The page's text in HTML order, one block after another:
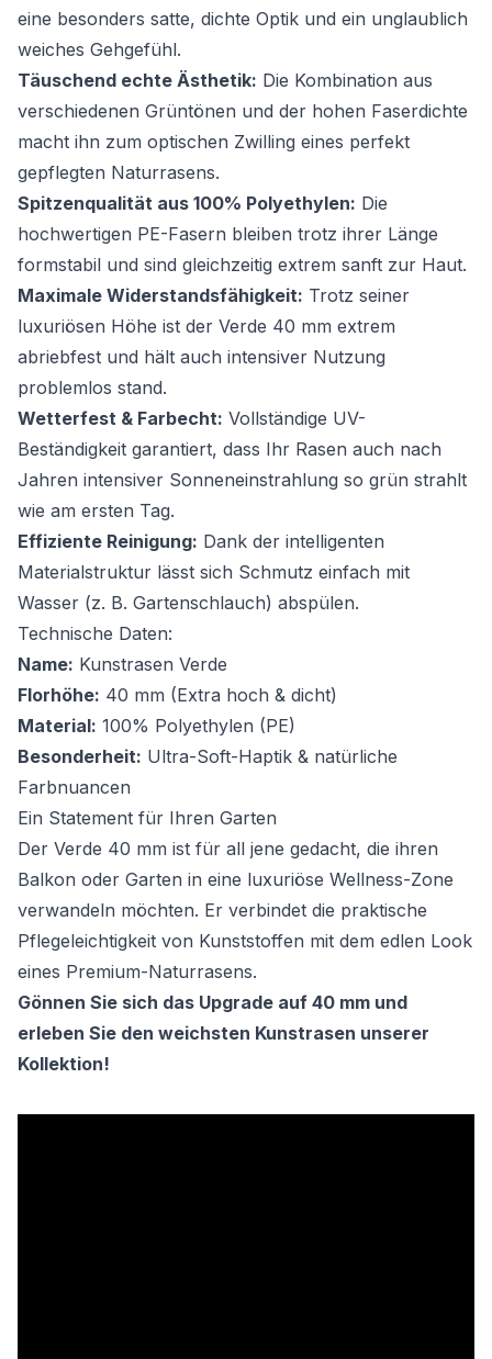
eine besonders satte, dichte Optik und ein unglaublich
weiches Gehgefühl.
Täuschend echte Ästhetik: Die Kombination aus
verschiedenen Grüntönen und der hohen Faserdichte
macht ihn zum optischen Zwilling eines perfekt
gepflegten Naturrasens.
Spitzenqualität aus 100% Polyethylen: Die
hochwertigen PE-Fasern bleiben trotz ihrer Länge
formstabil und sind gleichzeitig extrem sanft zur Haut.
Maximale Widerstandsfähigkeit: Trotz seiner
luxuriösen Höhe ist der Verde 40 mm extrem
abriebfest und hält auch intensiver Nutzung
problemlos stand.
Wetterfest & Farbecht: Vollständige UV-
Beständigkeit garantiert, dass Ihr Rasen auch nach
Jahren intensiver Sonneneinstrahlung so grün strahlt
wie am ersten Tag.
Effiziente Reinigung: Dank der intelligenten
Materialstruktur lässt sich Schmutz einfach mit
Wasser (z. B. Gartenschlauch) abspülen.
Technische Daten:
Name: Kunstrasen Verde
Florhöhe: 40 mm (Extra hoch & dicht)
Material: 100% Polyethylen (PE)
Besonderheit: Ultra-Soft-Haptik & natürliche
Farbnuancen
Ein Statement für Ihren Garten
Der Verde 40 mm ist für all jene gedacht, die ihren
Balkon oder Garten in eine luxuriöse Wellness-Zone
verwandeln möchten. Er verbindet die praktische
Pflegeleichtigkeit von Kunststoffen mit dem edlen Look
eines Premium-Naturrasens.
Gönnen Sie sich das Upgrade auf 40 mm und
erleben Sie den weichsten Kunstrasen unserer
Kollektion!